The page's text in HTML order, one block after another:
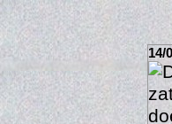
14/